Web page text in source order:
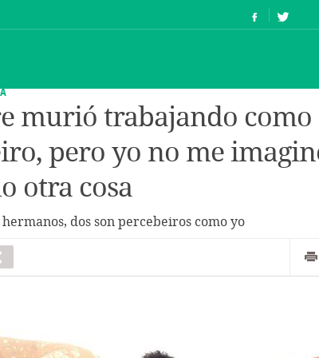
murió trabajando como
pero yo no me
otra cosa
dos son percebeiros como yo